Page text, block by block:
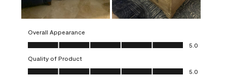
Overall Appearance
Overall Appearance, 5.0 out of 5
5.0
Quality of Product
Quality of Product, 5.0 out of 5
5.0